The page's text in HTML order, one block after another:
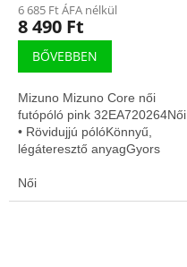
6 685 Ft ÁFA nélkül
8 490 Ft
BŐVEBBEN
Mizuno Mizuno Core női
futópóló pink 32EA720264Női
• Rövidujjú pólóKönnyű,
légáteresztő anyagGyors
optimalizálva
Női